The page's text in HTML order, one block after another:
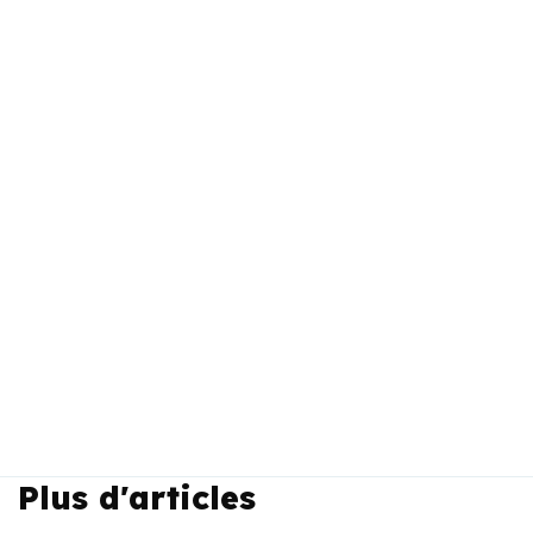
Plus d'articles